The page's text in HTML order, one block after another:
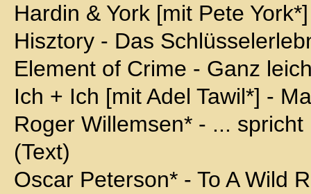
Hardin & York [mit Pete
Hisztory - Das
Element of Crime - Ganz
Ich + Ich [mit Adel Tawil*] -
Roger Willemsen* - ...
(Text)
Oscar Peterson* - To A Wild